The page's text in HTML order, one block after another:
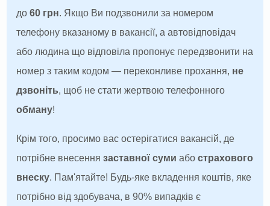
до60 грн. Якщо Ви подзвонили за номером
телефону вказаному в вакансії, а автовідповідач
або людина що відповіла пропонує передзвонити на
номер з таким кодом — переконливе прохання, не
дзвоніть, щоб не стати жертвою телефонного
обману!
Крім того, просимо вас остерігатися вакансій, де
потрібне внесеннязаставної суми абострахового
внеску. Пам'ятайте! Будь-яке вкладення коштів, яке
потрібно від здобувача, в 90% випадків є